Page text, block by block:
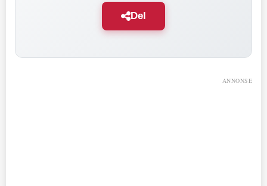
Del
ANNONSE